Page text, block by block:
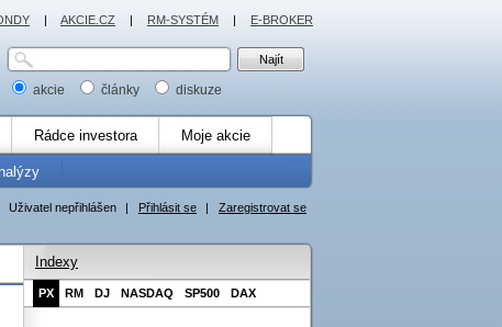
akcie články diskuze
Rádce investora Moje akcie
Uživatel nepřihlášen | Přihlásit se | Zaregistrovat se
Indexy
PX RM DJ NASDAQ SP500 DAX
| AKCIE.CZ | RM-SYSTÉM | E-BROKER